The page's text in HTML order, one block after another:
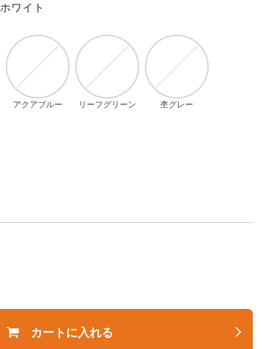
ワイト
アクアブルー リーフグリーン 杢グレー
カートに入れる